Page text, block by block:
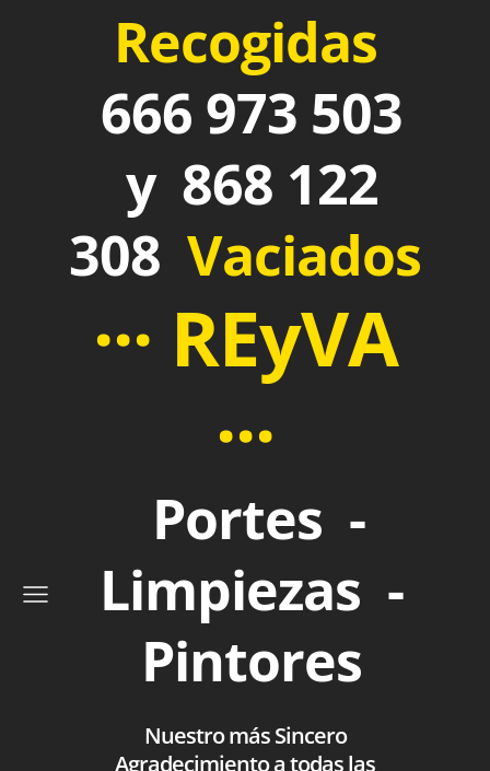
Recogidas
666 973 503
y 868 122
308 Vaciados
··· REyVA
···
Portes -
Limpiezas -
Pintores
Nuestro más Sincero
Agradecimiento a todas las